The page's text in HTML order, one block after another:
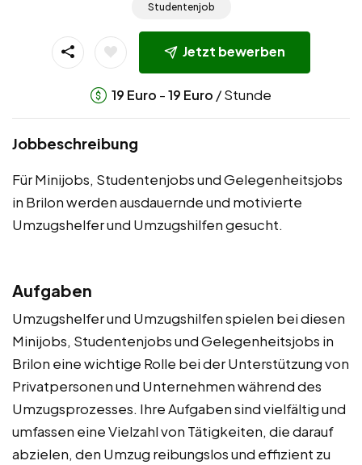
Studentenjob
Jetzt bewerben
19 Euro -19 Euro / Stunde
Jobbeschreibung
Für Minijobs, Studentenjobs und Gelegenheitsjobs
in Brilon werden ausdauernde und motivierte
Umzugshelfer und Umzugshilfen gesucht.
Aufgaben
Umzugshelfer und Umzugshilfen spielen bei diesen
Minijobs, Studentenjobs und Gelegenheitsjobs in
Brilon eine wichtige Rolle bei der Unterstützung von
Privatpersonen und Unternehmen während des
Umzugsprozesses. Ihre Aufgaben sind vielfältig und
umfassen eine Vielzahl von Tätigkeiten, die darauf
abzielen, den Umzug reibungslos und effizient zu